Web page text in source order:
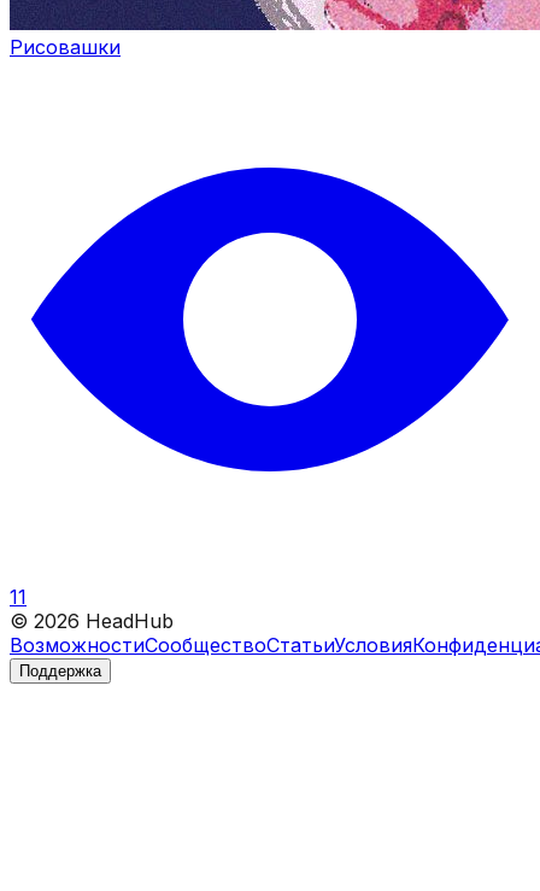
Рисовашки
11
© 2026 HeadHub
ВозможностиСообществоСтатьиУсловия
Поддержка